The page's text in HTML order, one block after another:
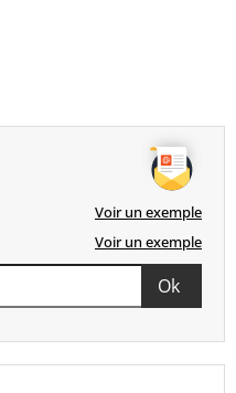
Voir un exemple
Voir un exemple